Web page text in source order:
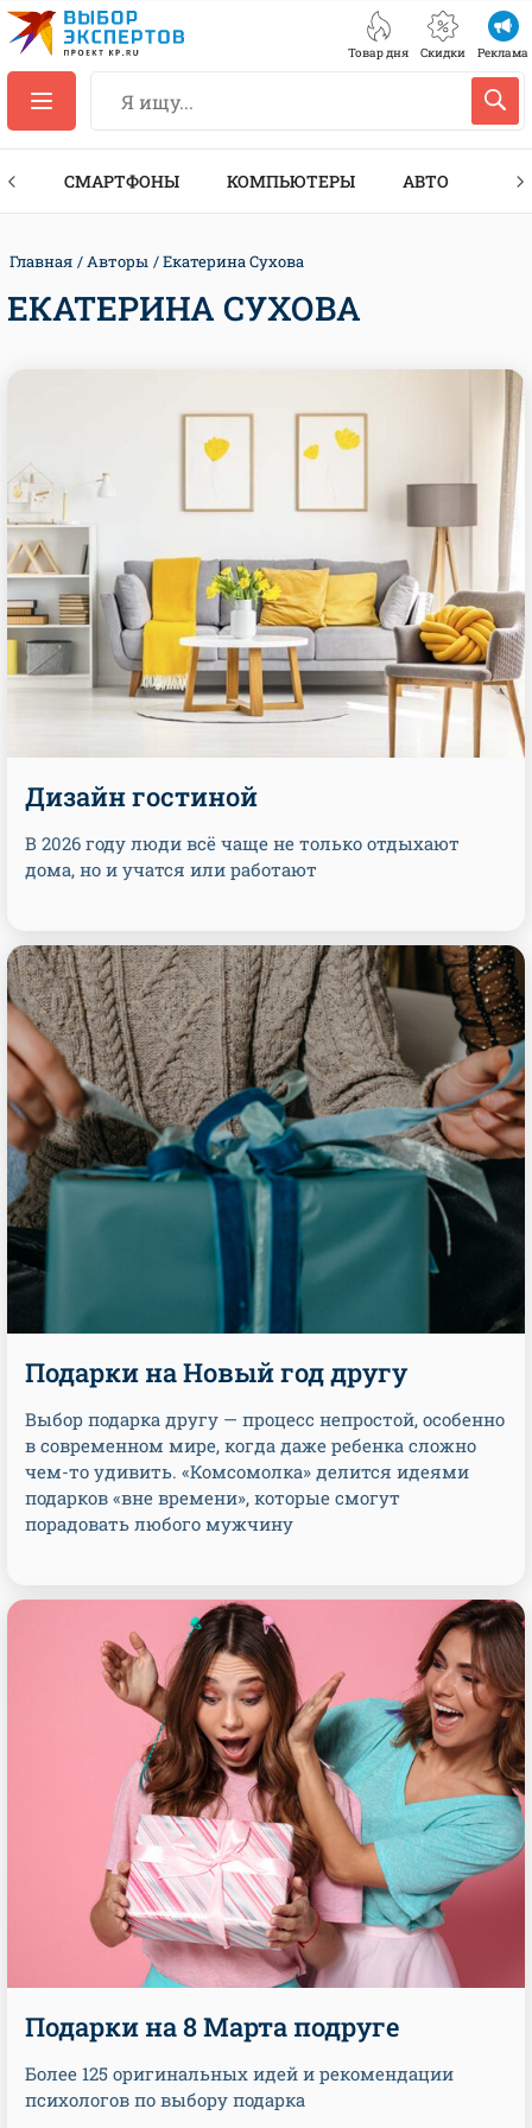
Товар дня Скидки Реклама
СМАРТФОНЫ КОМПЬЮТЕРЫ АВТО
Главная Авторы Екатерина Сухова
ЕКАТЕРИНА СУХОВА
Дизайн гостиной
В 2026 году люди всё чаще не только отдыхают
дома, но и учатся или работают
Подарки на Новый год другу
Выбор подарка другу — процесс непростой, особенно
в современном мире, когда даже ребенка сложно
чем-то удивить. «Комсомолка» делится идеями
подарков «вне времени», которые смогут
порадовать любого мужчину
Подарки на 8 Марта подруге
Более 125 оригинальных идей и рекомендации
психологов по выбору подарка